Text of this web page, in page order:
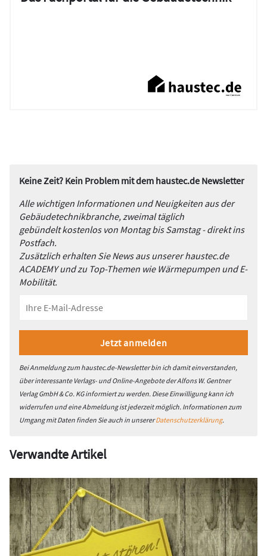
Keine Zeit? Kein Problem mit dem haustec.de Newsletter
Alle wichtigen Informationen und Neuigkeiten aus der
Gebäudetechnikbranche, zweimal täglich
gebündelt kostenlos von Montag bis Samstag - direkt ins
Postfach.
Zusätzlich erhalten Sie News aus unserer haustec.de
ACADEMY und zu Top-Themen wie Wärmepumpen und E-
Mobilität.
Bei Anmeldung zum haustec.de-Newsletter bin ich damit einverstanden,
über interessante Verlags- und Online-Angebote der Alfons W. Gentner
Verlag GmbH & Co. KG informiert zu werden. Diese Einwilligung kann ich
widerrufen und eine Abmeldung ist jederzeit möglich. Informationen zum
Umgang mit Daten finden Sie auch in unsererDatenschutzerklärung.
Verwandte Artikel